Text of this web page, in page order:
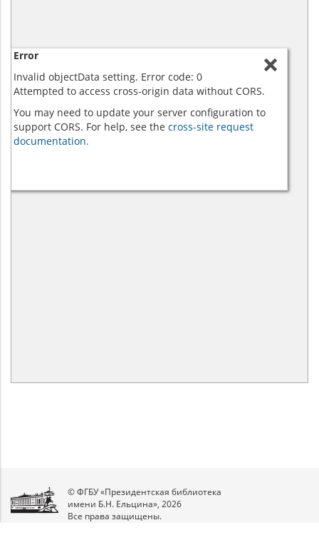
Error
Invalid objectData setting. Error code: 0
Attempted to access cross-origin data without CORS.
You may need to update your server configuration to
support CORS. For help, see the cross-site request
documentation.
© ФГБУ «Президентская библиотека
имени Б.Н. Ельцина», 2026
Все права защищены.